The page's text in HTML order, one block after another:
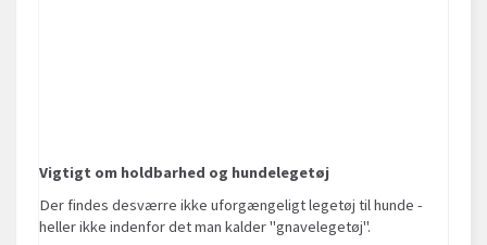
Vigtigt om holdbarhed og hundelegetøj
Der findes desværre ikke uforgængeligt legetøj til hunde -
heller ikke indenfor det man kalder "gnavelegetøj".